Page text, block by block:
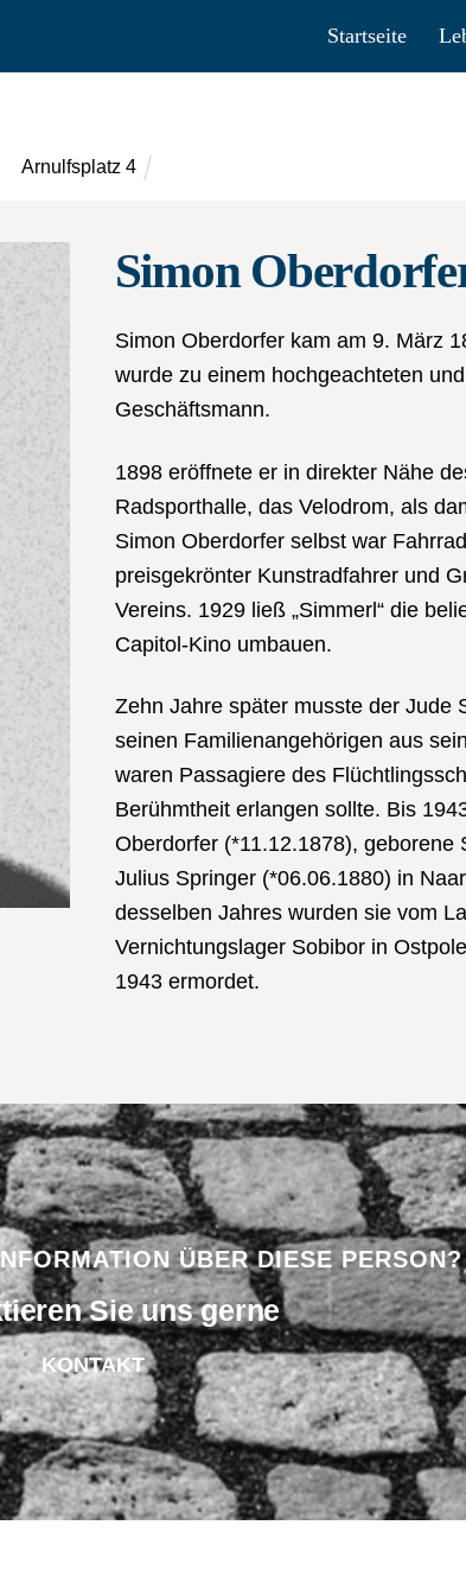
Startseite
Arnulfsplatz 4
Simon
Simon Oberdorfer kam am 9. März
wurde zu einem hochgeachteten
Geschäftsmann.
1898 eröffnete er in direkter Nähe
Radsporthalle, das Velodrom, als
Simon Oberdorfer selbst war
preisgekrönter Kunstradfahrer und
Vereins. 1929 ließ „Simmerl“ die
Capitol-Kino umbauen.
Zehn Jahre später musste der Jude
seinen Familienangehörigen aus
waren Passagiere des
Berühmtheit erlangen sollte. Bis
Oberdorfer (*11.12.1878), geborene
Julius Springer (*06.06.1880) in
desselben Jahres wurden sie vom
Vernichtungslager Sobibor in
1943 ermordet.
ÜBER DIESE PERSON?
Sie uns gerne
KONTAKT